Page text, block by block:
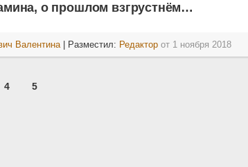
о прошлом взгрустнём…
Валентина | Разместил: Редактор от 1 ноября 2018
4 5